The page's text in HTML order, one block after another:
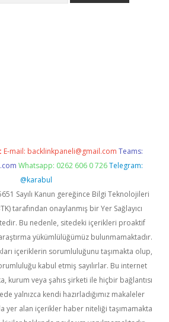
E-mail: backlinkpaneli@gmail.com Teams:
Whatsapp: 0262 606 0 726 Telegram:
@karabul
Sayılı Kanun gereğince Bilgi Teknolojileri
tarafından onaylanmış bir Yer Sağlayıcı
Bu nedenle, sitedeki içerikleri proaktif
yükümlülüğümüz bulunmamaktadır.
içeriklerin sorumluluğunu taşımakta olup,
kabul etmiş sayılırlar. Bu internet
kurum veya şahıs şirketi ile hiçbir bağlantısı
yalnızca kendi hazırladığımız makaleler
yer alan içerikler haber niteliği taşımamakta